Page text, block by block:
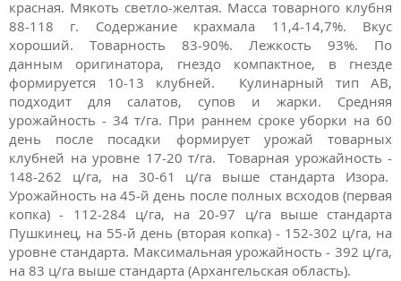
красная. Мякоть светло-желтая. Масса товарного клубня
88-118 г. Содержание крахмала 11,4-14,7%. Вкус
хороший. Товарность 83-90%. Лежкость 93%. По
данным оригинатора, гнездо компактное, в гнезде
формируется 10-13 клубней. Кулинарный тип AB,
подходит для салатов, супов и жарки. Средняя
урожайность - 34 т/га. При раннем сроке уборки на 60
день после посадки формирует урожай товарных
клубней на уровне 17-20 т/га. Товарная урожайность -
148-262 ц/га, на 30-61 ц/га выше стандарта Изора.
Урожайность на 45-й день после полных всходов (первая
копка) - 112-284 ц/га, на 20-97 ц/га выше стандарта
Пушкинец, на 55-й день (вторая копка) - 152-302 ц/га, на
уровне стандарта. Максимальная урожайность - 392 ц/га,
на 83 ц/га выше стандарта (Архангельская область).